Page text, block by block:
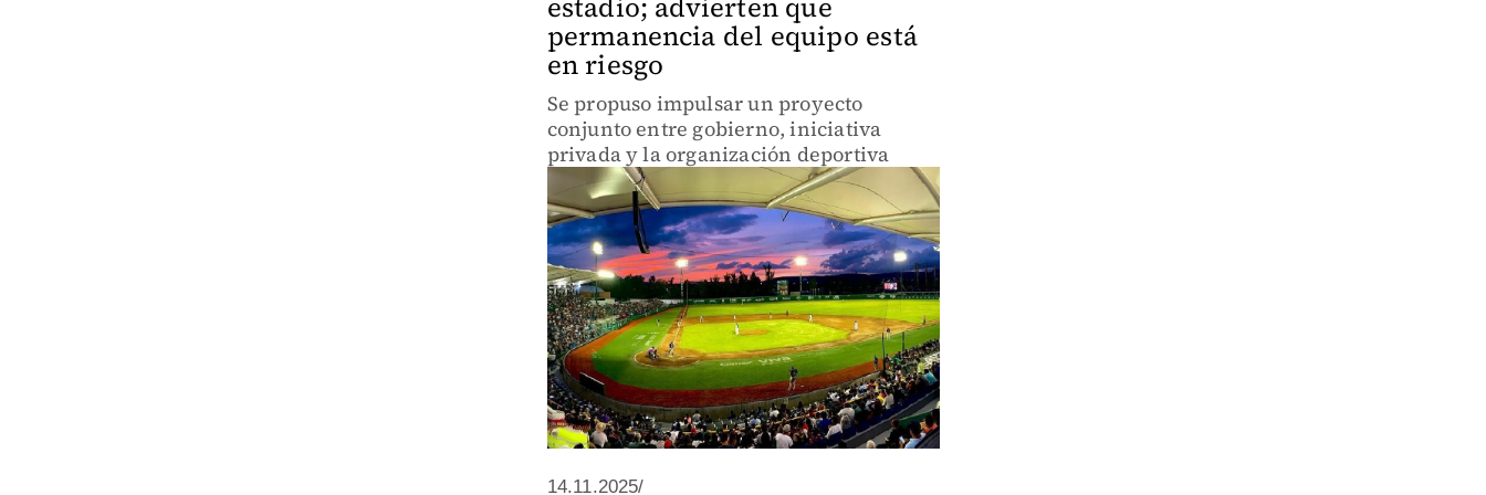
permanencia del equipo está
en riesgo
Se propuso impulsar un proyecto
conjunto entre gobierno, iniciativa
privada y la organización deportiva
14.11.2025/